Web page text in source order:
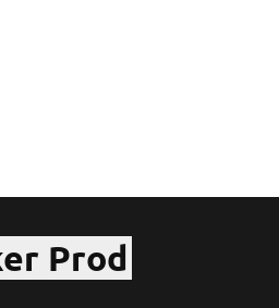
Prod